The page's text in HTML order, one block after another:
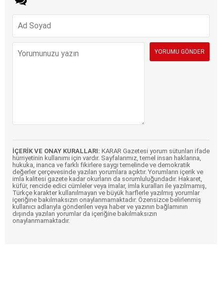
İÇERİK VE ONAY KURALLARI: KARAR Gazetesi yorum sütunları ifade
hürriyetinin kullanımı için vardır. Sayfalarımız, temel insan haklarına,
hukuka, inanca ve farklı fikirlere saygı temelinde ve demokratik
değerler çerçevesinde yazılan yorumlara açıktır. Yorumların içerik ve
imla kalitesi gazete kadar okurların da sorumluluğundadır. Hakaret,
küfür, rencide edici cümleler veya imalar, imla kuralları ile yazılmamış,
Türkçe karakter kullanılmayan ve büyük harflerle yazılmış yorumlar
içeriğine bakılmaksızın onaylanmamaktadır. Özensizce belirlenmiş
kullanıcı adlarıyla gönderilen veya haber ve yazının bağlamının
dışında yazılan yorumlar da içeriğine bakılmaksızın
onaylanmamaktadır.